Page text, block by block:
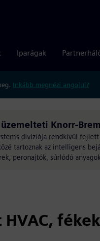
Iparágak
Inkább megnézi angolul?
Knorr-
divíziója rendkívül
tartoznak az intelligens
peronajtók, súrlódó